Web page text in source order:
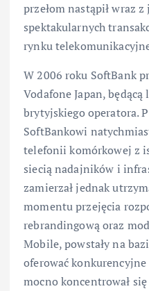
przełom nastąpił wraz
spektakularnych
rynku
W 2006 roku SoftBank
Vodafone Japan,
brytyjskiego operatora.
SoftBankowi
telefonii komórkowej z
siecią nadajników i
zamierzał jednak
momentu przejęcia
rebrandingową oraz
Mobile, powstały na
oferować
mocno koncentrował